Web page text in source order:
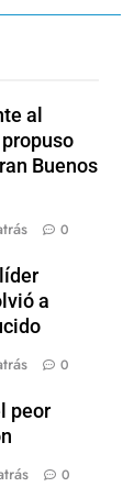
al
Buenos
0
a
0
peor
0